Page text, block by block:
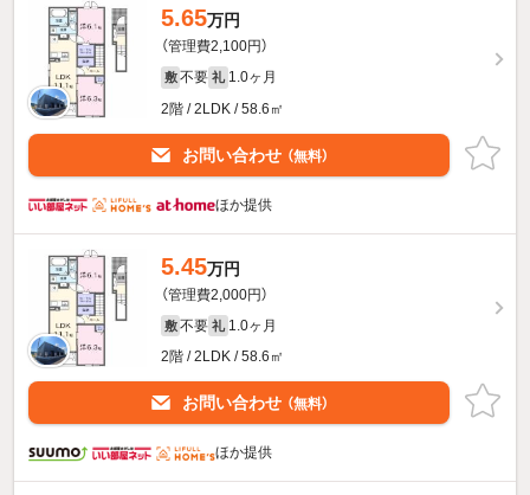
5.65万円
（管理費2,100円）
敷 不要 礼 1.0ヶ月
2階 / 2LDK / 58.6㎡
お問い合わせ （無料）
ほか提供
5.45万円
（管理費2,000円）
敷 不要 礼 1.0ヶ月
2階 / 2LDK / 58.6㎡
お問い合わせ （無料）
ほか提供